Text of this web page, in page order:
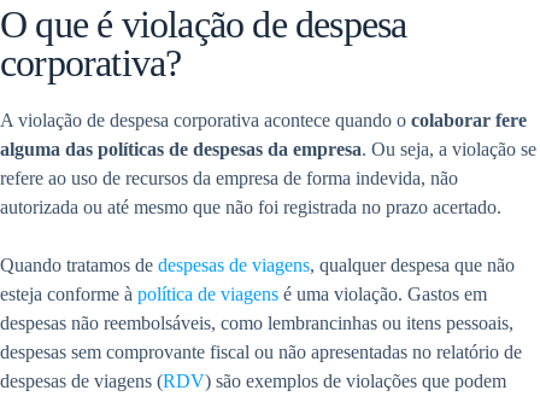
O que é violação de despesa
corporativa?
A violação de despesa corporativa acontece quando o colaborar fere
alguma das políticas de despesas da empresa. Ou seja, a violação se
refere ao uso de recursos da empresa de forma indevida, não
autorizada ou até mesmo que não foi registrada no prazo acertado.
Quando tratamos de despesas de viagens, qualquer despesa que não
esteja conforme à política de viagens é uma violação. Gastos em
despesas não reembolsáveis, como lembrancinhas ou itens pessoais,
despesas sem comprovante fiscal ou não apresentadas no relatório de
despesas de viagens (RDV) são exemplos de violações que podem